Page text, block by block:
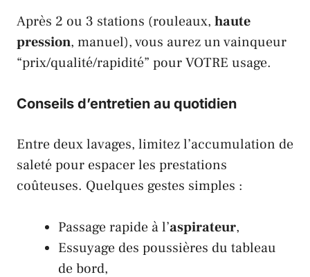
Après 2 ou 3 stations (rouleaux, haute
pression, manuel), vous aurez un vainqueur
“prix/qualité/rapidité” pour VOTRE usage.
Conseils d’entretien au quotidien
Entre deux lavages, limitez l’accumulation de
saleté pour espacer les prestations
coûteuses. Quelques gestes simples :
Passage rapide à l’aspirateur,
Essuyage des poussières du tableau
de bord,